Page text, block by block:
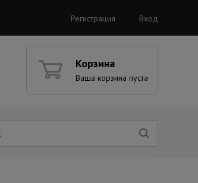
Регистрация Вход
Корзина
Ваша корзина пуста